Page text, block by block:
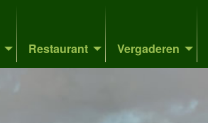
Restaurant Vergaderen